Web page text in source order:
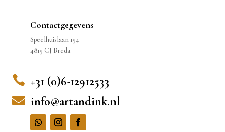
Contactgegevens
Speelhuislaan 154
4815 CJ Breda
 +31 (0)6-12912533
 info@artandink.nl